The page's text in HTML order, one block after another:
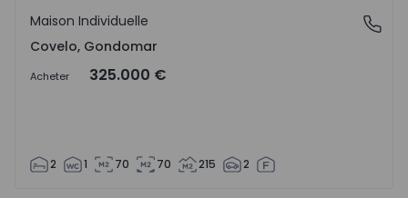
Covelo, Gondomar
Maison Individuelle
Covelo, Gondomar
Acheter 325.000 €
2 1 70 70 215 2